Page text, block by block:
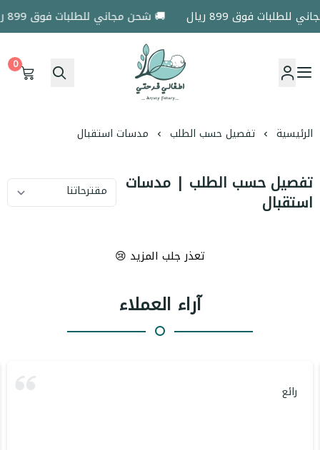
فوق 899 ريال 🚚 شحن مجاني للطلبات فوق 899 ريال
اطفالي فرحتي
0
الرئيسية تفصيل حسب الطلب مدسات استقبال
تفصيل حسب الطلب | مدسات
استقبال
تعذر جلب المزيد 😢
آراء العملاء
رائع